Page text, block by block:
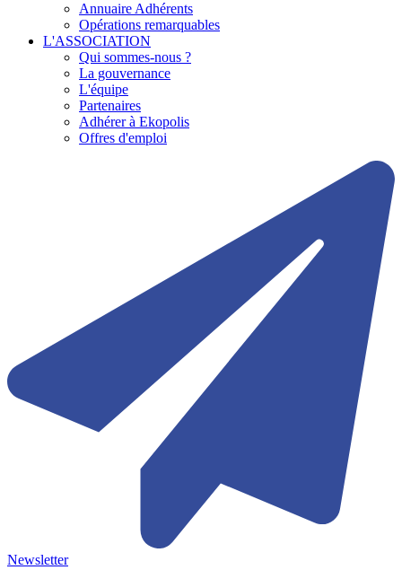
Annuaire Adhérents
Opérations remarquables
L'ASSOCIATION
Qui sommes-nous ?
La gouvernance
L'équipe
Partenaires
Adhérer à Ekopolis
Offres d'emploi
Newsletter